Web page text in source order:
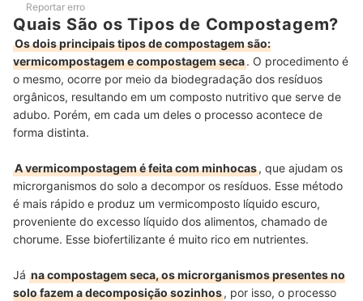
Reportar erro
Quais São os Tipos de Compostagem?
Os dois principais tipos de compostagem são:
vermicompostagem e compostagem seca. O procedimento é
o mesmo, ocorre por meio da biodegradação dos resíduos
orgânicos, resultando em um composto nutritivo que serve de
adubo. Porém, em cada um deles o processo acontece de
forma distinta.
A vermicompostagem é feita com minhocas, que ajudam os
microrganismos do solo a decompor os resíduos. Esse método
é mais rápido e produz um vermicomposto líquido escuro,
proveniente do excesso líquido dos alimentos, chamado de
chorume. Esse biofertilizante é muito rico em nutrientes.
Já na compostagem seca, os microrganismos presentes no
solo fazem a decomposição sozinhos, por isso, o processo